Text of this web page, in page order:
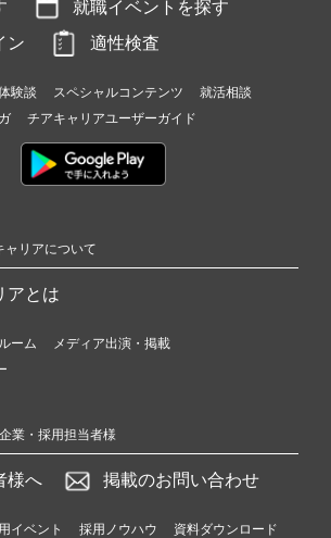
就職イベントを探す
ン
適性検査
験談 スペシャルコンテンツ
就活相談
チアキャリアユーザーガイド
ャリアについて
アとは
ーム
メディア出演・掲載
企業・採用担当者様
様へ 掲載のお問い合わせ
イベント 採用ノウハウ
資料ダウンロード